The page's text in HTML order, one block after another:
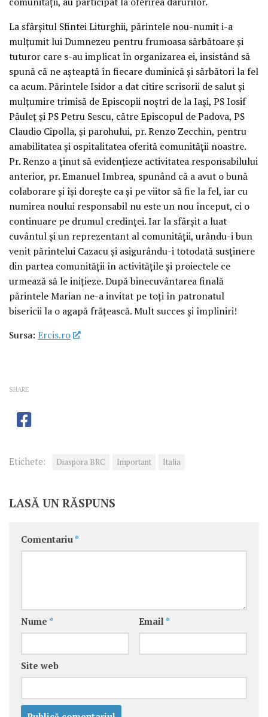
La sfârșitul Sfintei Liturghii, părintele nou-numit i-a
mulțumit lui Dumnezeu pentru frumoasa sărbătoare și
tuturor care s-au implicat în organizarea ei, insistând să
spună că ne așteaptă în fiecare duminică și sărbători la fel
ca acum. Părintele Isidor a dat citire scrisorii de salut și
mulțumire trimisă de Episcopii noștri de la Iași, PS Iosif
Păuleț și PS Petru Sescu, către Episcopul de Padova, PS
Claudio Cipolla, și parohului, pr. Renzo Zecchin, pentru
amabilitatea și ospitalitatea oferită comunității noastre.
Pr. Renzo a ținut să evidențieze activitatea responsabilului
anterior, pr. Emanuel Imbrea, spunând că a avut o bună
colaborare și își dorește ca și pe viitor să fie la fel, iar cu
numirea noului responsabil nu este un nou început, ci o
continuare pe drumul credinței. Iar la sfârșit a luat
cuvântul și un reprezentant al comunității, urându-i bun
venit părintelui Cazacu și asigurându-i totodată susținere
din partea comunității în activitățile și proiectele ce
urmează să le inițieze. După binecuvântarea finală
părintele Marian ne-a invitat pe toți în patronatul
bisericii la o agapă frățească. Mult succes și împliniri!
Sursa: Ercis.ro
SHARE
Etichete: Diaspora BRC Important Italia
LASĂ UN RĂSPUNS
Comentariu *
Nume * Email *
Site web